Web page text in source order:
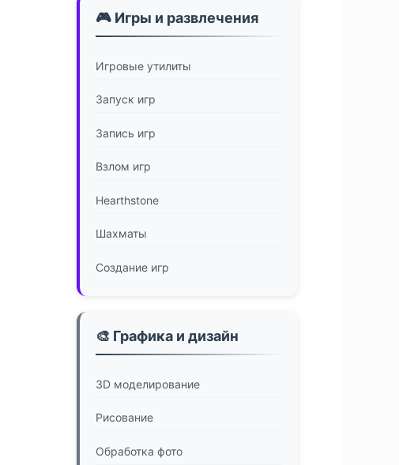
🎮 Игры и развлечения
Игровые утилиты
Запуск игр
Запись игр
Взлом игр
Hearthstone
Шахматы
Создание игр
🎨 Графика и дизайн
3D моделирование
Рисование
Обработка фото